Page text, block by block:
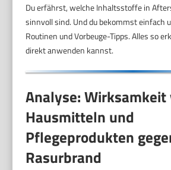
Du erfährst, welche Inhaltsstoffe in
sinnvoll sind. Und du bekommst einfach
Routinen und Vorbeuge-Tipps. Alles so
direkt anwenden kannst.
Analyse: Wirksamkeit
Hausmitteln und
Pflegeprodukten
Rasurbrand